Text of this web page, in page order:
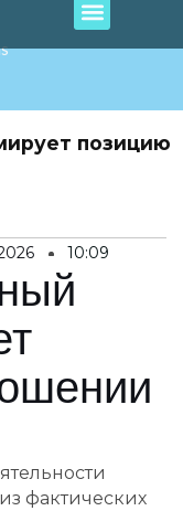
p
позицию
10:09
фактических